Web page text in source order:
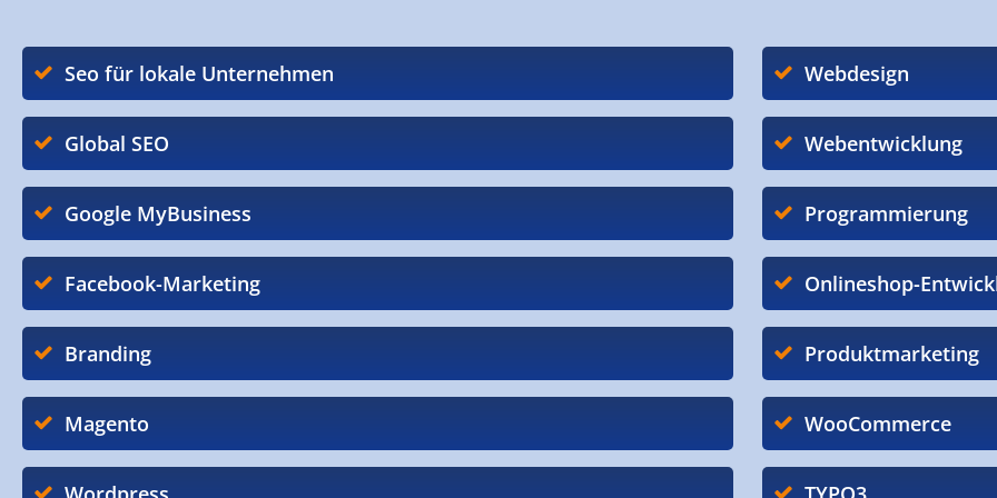
Seo für lokale Unternehmen
Global SEO
Google MyBusiness
Facebook-Marketing
Branding
Magento
Webdesign
Webentwicklung
Programmierung
Onlineshop-
Produktmarketing
WooCommerce